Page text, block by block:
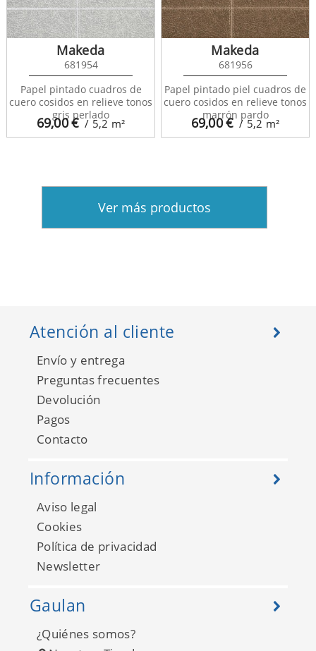
69,00€ / 5,2 m²
Makeda
681954
Papel pintado cuadros de
cuero cosidos en relieve tonos
gris perlado
69,00€ / 5,2 m²
Makeda
681956
Papel pintado piel cuadros de
cuero cosidos en relieve tonos
marrón pardo
Ver más productos
Atención al cliente
Envío y entrega
Preguntas frecuentes
Devolución
Pagos
Contacto
Información
Aviso legal
Cookies
Política de privacidad
Newsletter
Gaulan
¿Quiénes somos?